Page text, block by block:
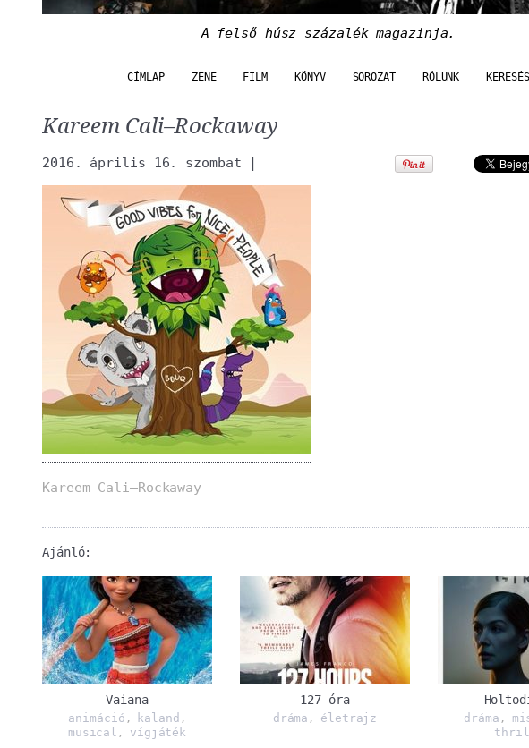
A felső húsz százalék magazinja.
CÍMLAP ZENE FILM KÖNYV SOROZAT RÓLUNK KERESÉS
Kareem Cali–Rockaway
2016. április 16. szombat |
Kareem Cali–Rockaway
Ajánló:
Vaiana
animáció , kaland ,
musical , vígjáték
127 óra
dráma , életrajz dráma ,